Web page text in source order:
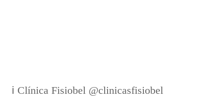
ℹ Clínica Fisiobel @clinicasfisiobel